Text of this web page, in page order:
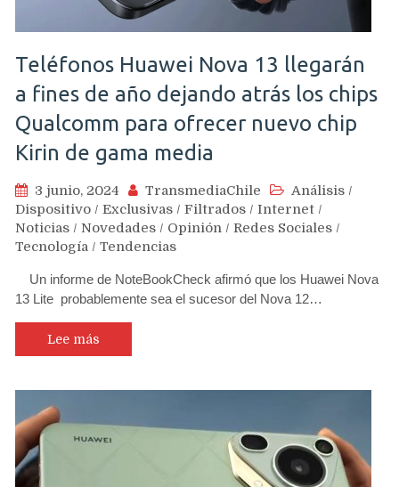
Teléfonos Huawei Nova 13 llegarán
a fines de año dejando atrás los chips
Qualcomm para ofrecer nuevo chip
Kirin de gama media
3 junio, 2024 TransmediaChile Análisis /
Dispositivo / Exclusivas / Filtrados / Internet /
Noticias / Novedades / Opinión / Redes Sociales /
Tecnología / Tendencias
Un informe de NoteBookCheck afirmó que los Huawei Nova
13 Lite probablemente sea el sucesor del Nova 12…
Lee más